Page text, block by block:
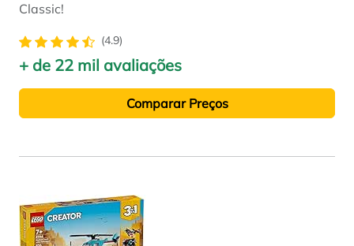
Classic!
(4.9)
+ de 22 mil avaliações
Comparar Preços